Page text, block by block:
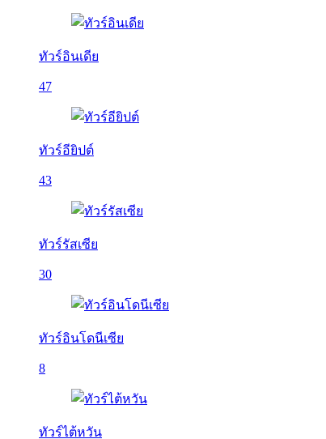
ทัวร์อินเดีย
47
ทัวร์อียิปต์
43
ทัวร์รัสเซีย
30
ทัวร์อินโดนีเซีย
8
ทัวร์ไต้หวัน